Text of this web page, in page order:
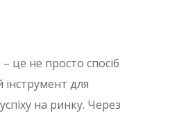
це не просто спосіб
для
на ринку. Через